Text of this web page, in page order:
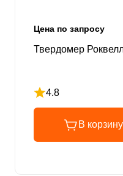
Цена по запросу
Твердомер
4.8
Рейтинг 4.8 из 5
В корзину